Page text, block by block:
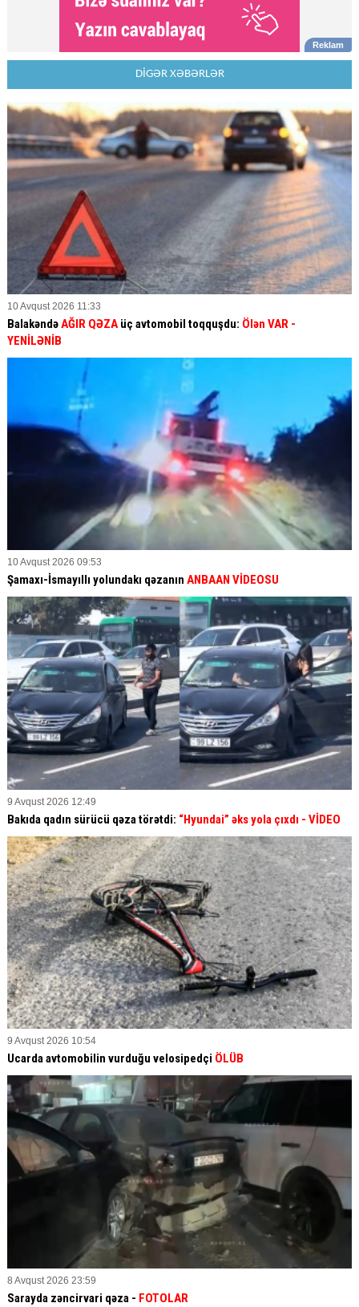
DİGƏR XƏBƏRLƏR
10 Avqust 2026 11:33
BalakəndəAĞIR QƏZA üç avtomobil toqquşdu: Ölən VAR -
YENİLƏNİB
10 Avqust 2026 09:53
Şamaxı-İsmayıllı yolundakı qəzanın ANBAAN VİDEOSU
9 Avqust 2026 12:49
Bakıda qadın sürücü qəza törətdi: “Hyundai” əks yola çıxdı - VİDEO
9 Avqust 2026 10:54
Ucarda avtomobilin vurduğu velosipedçi ÖLÜB
8 Avqust 2026 23:59
Sarayda zəncirvari qəza - FOTOLAR